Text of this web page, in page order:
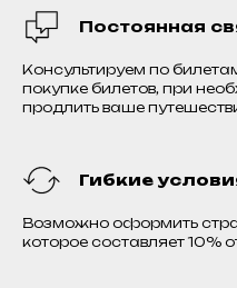
Постоянная
Консультируем по
покупке билетов, при
продлить ваше
Гибкие
Возможно оформить
которое составляет 10%